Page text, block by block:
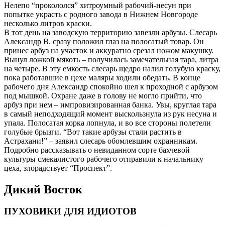
Нелепо “прокололся” хитроумный рабочий-несун при
попытке украсть с родного завода в Нижнем Новгороде
несколько литров краски.
В тот день на заводскую территорию завезли арбузы. Слесарь
Александр В. сразу положил глаз на полосатый товар. Он
принес арбуз на участок и аккуратно срезал ножом макушку.
Вынул ложкой мякоть – получилась замечательная тара, литра
на четыре. В эту емкость слесарь щедро налил голубую краску,
пока работавшие в цехе маляры ходили обедать. В конце
рабочего дня Александр спокойно шел к проходной с арбузом
под мышкой. Охране даже в голову не могло прийти, что
арбуз при нем – импровизированная банка. Увы, круглая тара
в самый неподходящий момент выскользнула из рук несуна и
упала. Полосатая корка лопнула, и во все стороны полетели
голубые брызги. “Вот такие арбузы стали растить в
Астрахани!” – заявил слесарь обомлевшим охранникам.
Подробно рассказывать о невиданном сорте бахчевой
культуры смекалистого рабочего отправили к начальнику
цеха, злорадствует “Проспект”.
Дикий Восток
ПУХОВИКИ ДЛЯ ИДИОТОВ